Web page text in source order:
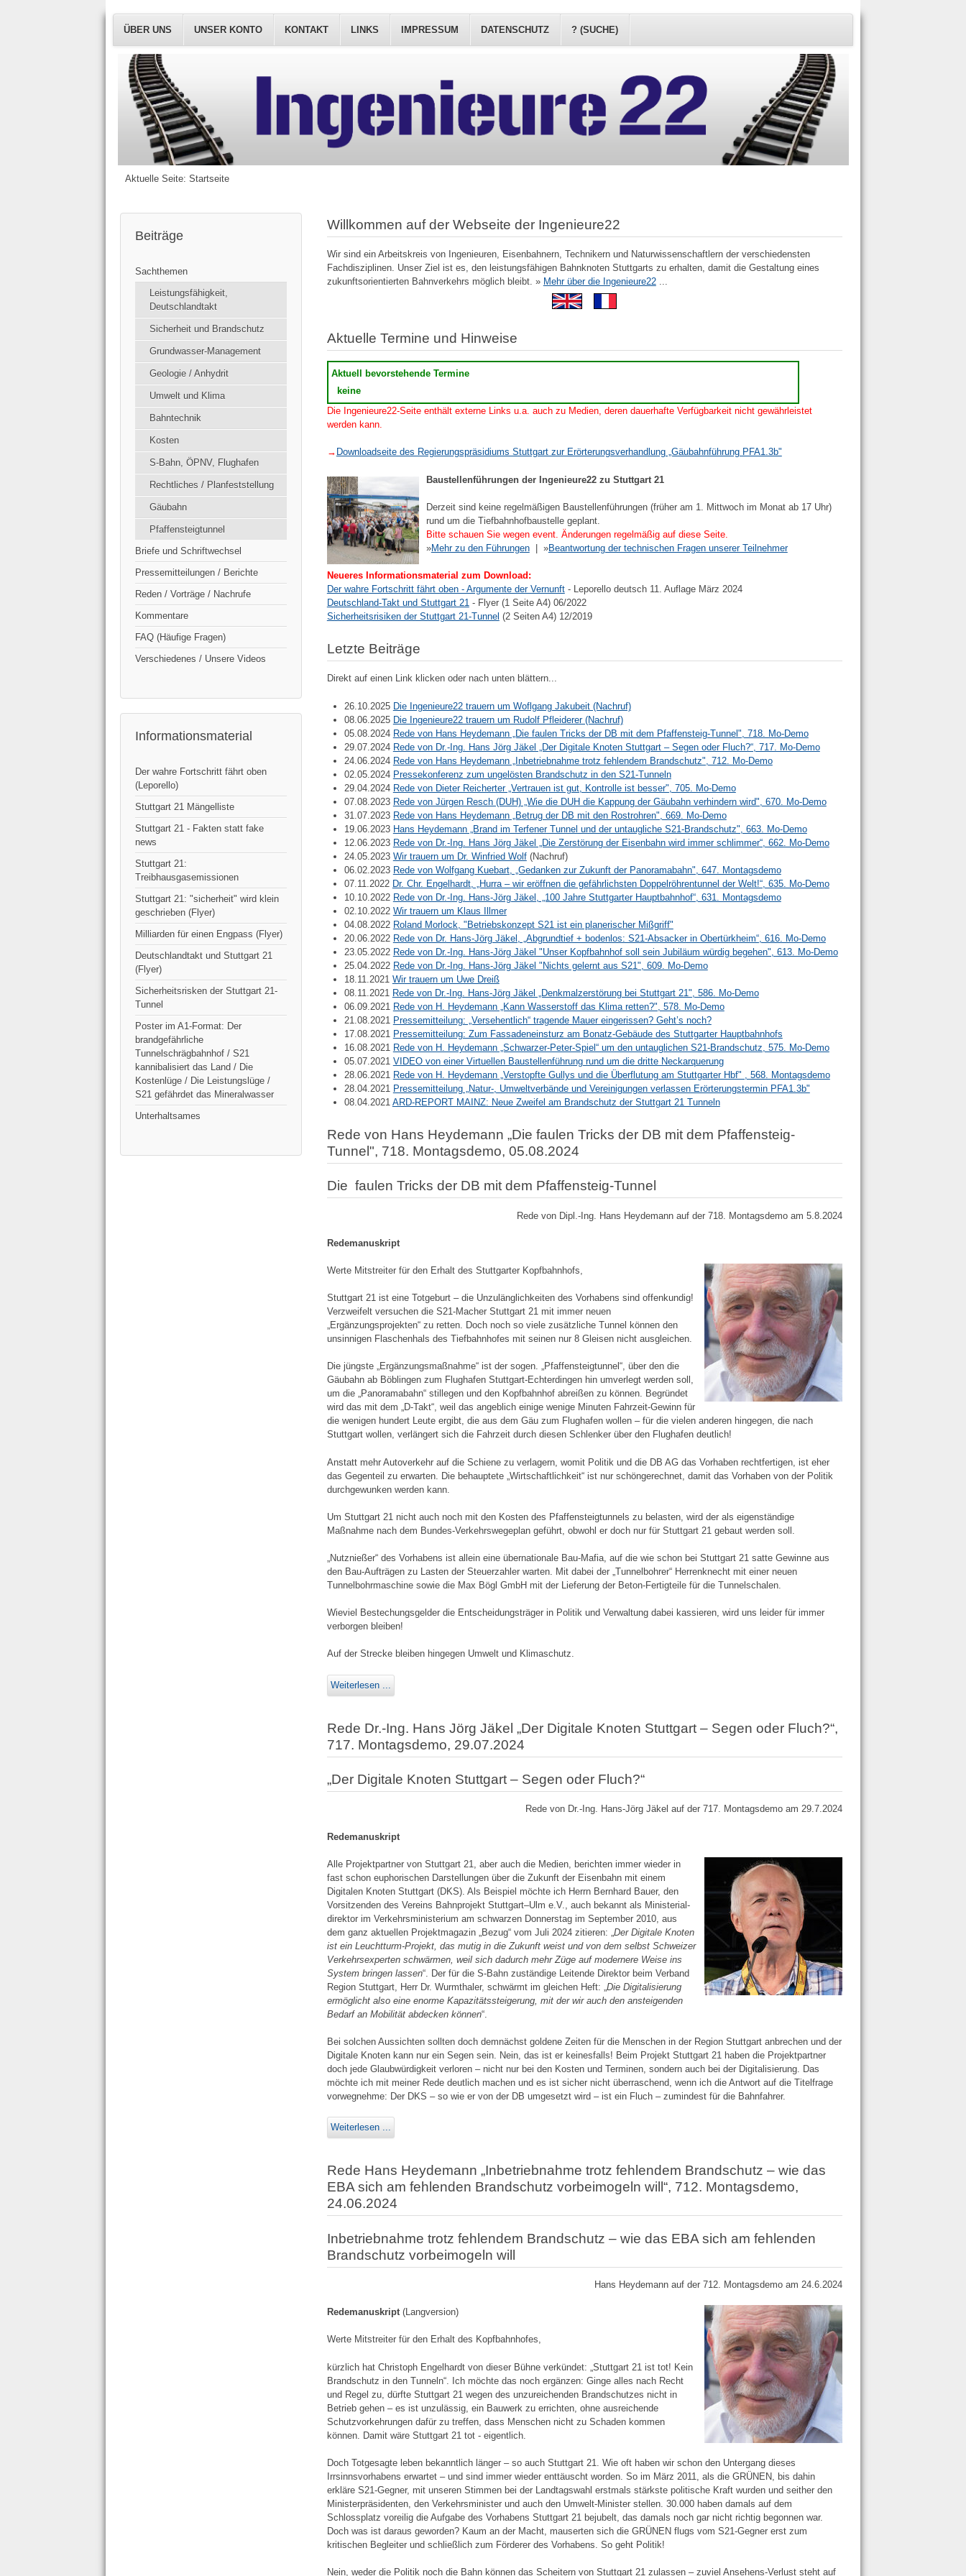
ÜBER UNS UNSER KONTO KONTAKT LINKS IMPRESSUM DATENSCHUTZ ? (SUCHE)
Aktuelle Seite: Startseite
Beiträge
Sachthemen
Leistungsfähigkeit,
Deutschlandtakt
Sicherheit und Brandschutz
Grundwasser-Management
Geologie / Anhydrit
Umwelt und Klima
Bahntechnik
Kosten
S-Bahn, ÖPNV, Flughafen
Rechtliches / Planfeststellung
Gäubahn
Pfaffensteigtunnel
Briefe und Schriftwechsel
Pressemitteilungen / Berichte
Reden / Vorträge / Nachrufe
Kommentare
FAQ (Häufige Fragen)
Verschiedenes / Unsere Videos
Informationsmaterial
Der wahre Fortschritt fährt oben
(Leporello)
Stuttgart 21 Mängelliste
Stuttgart 21 - Fakten statt fake
news
Stuttgart 21:
Treibhausgasemissionen
Stuttgart 21: "sicherheit" wird klein
geschrieben (Flyer)
Milliarden für einen Engpass (Flyer)
Deutschlandtakt und Stuttgart 21
(Flyer)
Sicherheitsrisken der Stuttgart 21-
Tunnel
Poster im A1-Format: Der
brandgefährliche
Tunnelschrägbahnhof / S21
kannibalisiert das Land / Die
Kostenlüge / Die Leistungslüge /
S21 gefährdet das Mineralwasser
Unterhaltsames
Willkommen auf der Webseite der Ingenieure22
Wir sind ein Arbeitskreis von Ingenieuren, Eisenbahnern, Technikern und Naturwissenschaftlern der verschiedensten
Fachdisziplinen. Unser Ziel ist es, den leistungsfähigen Bahnknoten Stuttgarts zu erhalten, damit die Gestaltung eines
zukunftsorientierten Bahnverkehrs möglich bleibt. » Mehr über die Ingenieure22...
Aktuelle Termine und Hinweise
Aktuell bevorstehende Termine
keine
Die Ingenieure22-Seite enthält externe Links u.a. auch zu Medien, deren dauerhafte Verfügbarkeit nicht gewährleistet
werden kann.
→ Downloadseite des Regierungspräsidiums Stuttgart zur Erörterungsverhandlung „Gäubahnführung PFA1.3b"
Baustellenführungen der Ingenieure22 zu Stuttgart 21
Derzeit sind keine regelmäßigen Baustellenführungen (früher am 1. Mittwoch im Monat ab 17 Uhr)
rund um die Tiefbahnhofbaustelle geplant.
Bitte schauen Sie wegen event. Änderungen regelmäßig auf diese Seite.
»Mehr zu den Führungen| »Beantwortung der technischen Fragen unserer Teilnehmer
Neueres Informationsmaterial zum Download:
Der wahre Fortschritt fährt oben - Argumente der Vernunft- Leporello deutsch 11. Auflage März 2024
Deutschland-Takt und Stuttgart 21 - Flyer (1 Seite A4) 06/2022
Sicherheitsrisiken der Stuttgart 21-Tunnel (2 Seiten A4) 12/2019
Letzte Beiträge
Direkt auf einen Link klicken oder nach unten blättern...
26.10.2025 Die Ingenieure22 trauern um Woflgang Jakubeit (Nachruf)
08.06.2025 Die Ingenieure22 trauern um Rudolf Pfleiderer (Nachruf)
05.08.2024 Rede von Hans Heydemann „Die faulen Tricks der DB mit dem Pfaffensteig-Tunnel", 718. Mo-Demo
29.07.2024 Rede von Dr.-Ing. Hans Jörg Jäkel „Der Digitale Knoten Stuttgart – Segen oder Fluch?“, 717. Mo-Demo
24.06.2024 Rede von Hans Heydemann „Inbetriebnahme trotz fehlendem Brandschutz", 712. Mo-Demo
02.05.2024 Pressekonferenz zum ungelösten Brandschutz in den S21-Tunneln
29.04.2024 Rede von Dieter Reicherter „Vertrauen ist gut, Kontrolle ist besser", 705. Mo-Demo
07.08.2023 Rede von Jürgen Resch (DUH) „Wie die DUH die Kappung der Gäubahn verhindern wird", 670. Mo-Demo
31.07.2023 Rede von Hans Heydemann „Betrug der DB mit den Rostrohren", 669. Mo-Demo
19.06.2023 Hans Heydemann „Brand im Terfener Tunnel und der untaugliche S21-Brandschutz", 663. Mo-Demo
12.06.2023 Rede von Dr.-Ing. Hans Jörg Jäkel „Die Zerstörung der Eisenbahn wird immer schlimmer“, 662. Mo-Demo
24.05.2023 Wir trauern um Dr. Winfried Wolf(Nachruf)
06.02.2023 Rede von Wolfgang Kuebart, „Gedanken zur Zukunft der Panoramabahn", 647. Montagsdemo
07.11.2022 Dr. Chr. Engelhardt, „Hurra – wir eröffnen die gefährlichsten Doppelröhrentunnel der Welt!“, 635. Mo-Demo
10.10.2022 Rede von Dr.-Ing. Hans-Jörg Jäkel, „100 Jahre Stuttgarter Hauptbahnhof“, 631. Montagsdemo
02.10.2022 Wir trauern um Klaus Illmer
04.08.2022 Roland Morlock, "Betriebskonzept S21 ist ein planerischer Mißgriff"
20.06.2022 Rede von Dr. Hans-Jörg Jäkel, „Abgrundtief + bodenlos: S21-Absacker in Obertürkheim“, 616. Mo-Demo
23.05.2022 Rede von Dr.-Ing. Hans-Jörg Jäkel "Unser Kopfbahnhof soll sein Jubiläum würdig begehen", 613. Mo-Demo
25.04.2022 Rede von Dr.-Ing. Hans-Jörg Jäkel "Nichts gelernt aus S21", 609. Mo-Demo
18.11.2021 Wir trauern um Uwe Dreiß
08.11.2021 Rede von Dr.-Ing. Hans-Jörg Jäkel „Denkmalzerstörung bei Stuttgart 21", 586. Mo-Demo
06.09.2021 Rede von H. Heydemann „Kann Wasserstoff das Klima retten?", 578. Mo-Demo
21.08.2021 Pressemitteilung: „Versehentlich“ tragende Mauer eingerissen? Geht’s noch?
17.08.2021 Pressemitteilung: Zum Fassadeneinsturz am Bonatz-Gebäude des Stuttgarter Hauptbahnhofs
16.08.2021 Rede von H. Heydemann „Schwarzer-Peter-Spiel“ um den untauglichen S21-Brandschutz, 575. Mo-Demo
05.07.2021 VIDEO von einer Virtuellen Baustellenführung rund um die dritte Neckarquerung
28.06.2021 Rede von H. Heydemann „Verstopfte Gullys und die Überflutung am Stuttgarter Hbf" , 568. Montagsdemo
28.04.2021 Pressemitteilung „Natur-, Umweltverbände und Vereinigungen verlassen Erörterungstermin PFA1.3b"
08.04.2021 ARD-REPORT MAINZ: Neue Zweifel am Brandschutz der Stuttgart 21 Tunneln
Rede von Hans Heydemann „Die faulen Tricks der DB mit dem Pfaffensteig-
Tunnel", 718. Montagsdemo, 05.08.2024
Die faulen Tricks der DB mit dem Pfaffensteig-Tunnel
Rede von Dipl.-Ing. Hans Heydemann auf der 718. Montagsdemo am 5.8.2024
Redemanuskript
Werte Mitstreiter für den Erhalt des Stuttgarter Kopfbahnhofs,
Stuttgart 21 ist eine Totgeburt – die Unzulänglichkeiten des Vorhabens sind offenkundig!
Verzweifelt versuchen die S21-Macher Stuttgart 21 mit immer neuen
„Ergänzungsprojekten“ zu retten. Doch noch so viele zusätzliche Tunnel können den
unsinnigen Flaschenhals des Tiefbahnhofes mit seinen nur 8 Gleisen nicht ausgleichen.
Die jüngste „Ergänzungsmaßnahme“ ist der sogen. „Pfaffensteigtunnel“, über den die
Gäubahn ab Böblingen zum Flughafen Stuttgart-Echterdingen hin umverlegt werden soll,
um die „Panoramabahn“ stillegen und den Kopfbahnhof abreißen zu können. Begründet
wird das mit dem „D-Takt“, weil das angeblich einige wenige Minuten Fahrzeit-Gewinn für
die wenigen hundert Leute ergibt, die aus dem Gäu zum Flughafen wollen – für die vielen anderen hingegen, die nach
Stuttgart wollen, verlängert sich die Fahrzeit durch diesen Schlenker über den Flughafen deutlich!
Anstatt mehr Autoverkehr auf die Schiene zu verlagern, womit Politik und die DB AG das Vorhaben rechtfertigen, ist eher
das Gegenteil zu erwarten. Die behauptete „Wirtschaftlichkeit“ ist nur schöngerechnet, damit das Vorhaben von der Politik
durchgewunken werden kann.
Um Stuttgart 21 nicht auch noch mit den Kosten des Pfaffensteigtunnels zu belasten, wird der als eigenständige
Maßnahme nach dem Bundes-Verkehrswegeplan geführt, obwohl er doch nur für Stuttgart 21 gebaut werden soll.
„Nutznießer“ des Vorhabens ist allein eine übernationale Bau-Mafia, auf die wie schon bei Stuttgart 21 satte Gewinne aus
den Bau-Aufträgen zu Lasten der Steuerzahler warten. Mit dabei der „Tunnelbohrer“ Herrenknecht mit einer neuen
Tunnelbohrmaschine sowie die Max Bögl GmbH mit der Lieferung der Beton-Fertigteile für die Tunnelschalen.
Wieviel Bestechungsgelder die Entscheidungsträger in Politik und Verwaltung dabei kassieren, wird uns leider für immer
verborgen bleiben!
Auf der Strecke bleiben hingegen Umwelt und Klimaschutz.
Weiterlesen ...
Rede Dr.-Ing. Hans Jörg Jäkel „Der Digitale Knoten Stuttgart – Segen oder Fluch?“,
717. Montagsdemo, 29.07.2024
„Der Digitale Knoten Stuttgart – Segen oder Fluch?“
Rede von Dr.-Ing. Hans-Jörg Jäkel auf der 717. Montagsdemo am 29.7.2024
Redemanuskript
Alle Projektpartner von Stuttgart 21, aber auch die Medien, berichten immer wieder in
fast schon euphorischen Darstellungen über die Zukunft der Eisenbahn mit einem
Digitalen Knoten Stuttgart (DKS). Als Beispiel möchte ich Herrn Bernhard Bauer, den
Vorsitzenden des Vereins Bahnprojekt Stuttgart–Ulm e.V., auch bekannt als Ministerial­
direktor im Verkehrsministerium am schwarzen Donnerstag im September 2010, aus
dem ganz aktuellen Projektmagazin „Bezug“ vom Juli 2024 zitieren: „ Der Digitale Knoten
ist ein Leuchtturm-Projekt, das mutig in die Zukunft weist und von dem selbst Schweizer
Verkehrsexperten schwärmen, weil sich dadurch mehr Züge auf modernere Weise ins
System bringen lassen“. Der für die S-Bahn zuständige Leitende Direktor beim Verband
Region Stuttgart, Herr Dr. Wurmthaler, schwärmt im gleichen Heft: „ Die Digitalisierung
ermöglicht also eine enorme Kapazitätssteigerung, mit der wir auch den ansteigenden
Bedarf an Mobilität abdecken können“.
Bei solchen Aussichten sollten doch demnächst goldene Zeiten für die Menschen in der Region Stuttgart anbrechen und der
Digitale Knoten kann nur ein Segen sein. Nein, das ist er keinesfalls! Beim Projekt Stuttgart 21 haben die Projektpartner
doch jede Glaub­würdigkeit verloren – nicht nur bei den Kosten und Terminen, sondern auch bei der Digitalisierung. Das
möchte ich mit meiner Rede deutlich machen und es ist sicher nicht überraschend, wenn ich die Antwort auf die Titelfrage
vorwegnehme: Der DKS – so wie er von der DB umgesetzt wird – ist ein Fluch – zumindest für die Bahnfahrer.
Weiterlesen ...
Rede Hans Heydemann „Inbetriebnahme trotz fehlendem Brandschutz – wie das
EBA sich am fehlenden Brandschutz vorbeimogeln will“, 712. Montagsdemo,
24.06.2024
Inbetriebnahme trotz fehlendem Brandschutz – wie das EBA sich am fehlenden
Brandschutz vorbeimogeln will
Hans Heydemann auf der 712. Montagsdemo am 24.6.2024
Redemanuskript(Langversion)
Werte Mitstreiter für den Erhalt des Kopfbahnhofes,
kürzlich hat Christoph Engelhardt von dieser Bühne verkündet: „Stuttgart 21 ist tot! Kein
Brandschutz in den Tunneln“. Ich möchte das noch ergänzen: Ginge alles nach Recht
und Regel zu, dürfte Stuttgart 21 wegen des unzureichenden Brandschutzes nicht in
Betrieb gehen – es ist unzulässig, ein Bauwerk zu errichten, ohne ausreichende
Schutzvorkehrungen dafür zu treffen, dass Menschen nicht zu Schaden kommen
können. Damit wäre Stuttgart 21 tot - eigentlich.
Doch Totgesagte leben bekanntlich länger – so auch Stuttgart 21. Wie oft haben wir schon den Untergang dieses
Irrsinnsvorhabens erwartet – und sind immer wieder enttäuscht worden. So im März 2011, als die GRÜNEN, bis dahin
erkläre S21-Gegner, mit unseren Stimmen bei der Landtagswahl erstmals stärkste politische Kraft wurden und seither den
Ministerpräsidenten, den Verkehrsminister und auch den Umwelt-Minister stellen. 30.000 haben damals auf dem
Schlossplatz voreilig die Aufgabe des Vorhabens Stuttgart 21 bejubelt, das damals noch gar nicht richtig begonnen war.
Doch was ist daraus geworden? Kaum an der Macht, mauserten sich die GRÜNEN flugs vom S21-Gegner erst zum
kritischen Begleiter und schließlich zum Förderer des Vorhabens. So geht Politik!
Nein, weder die Politik noch die Bahn können das Scheitern von Stuttgart 21 zulassen – zuviel Ansehens-Verlust steht auf